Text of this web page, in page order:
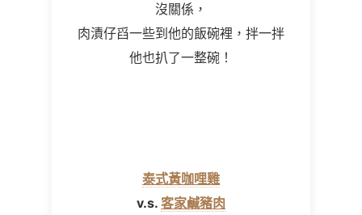
沒關係，
肉漬仔舀一些到他的飯碗裡，拌一拌
他也扒了一整碗！
泰式黃咖哩雞
v.s. 客家鹹豬肉